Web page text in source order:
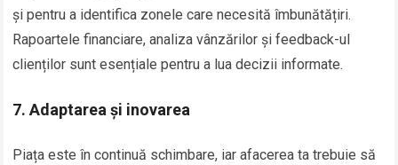
și pentru a identifica zonele care necesită îmbunătățiri.
Rapoartele financiare, analiza vânzărilor și feedback-ul
clienților sunt esențiale pentru a lua decizii informate.
7. Adaptarea și inovarea
Piața este în continuă schimbare, iar afacerea ta trebuie să